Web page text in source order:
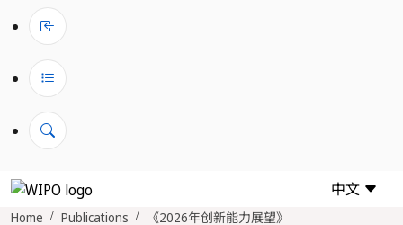
中文
Home Publications 《2026年创新能力展望》